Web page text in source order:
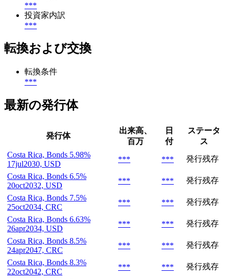
***
投資家内訳
***
転換および交換
転換条件
***
最新の発行体
発行体
出来高、
百万
日
付
ステータ
ス
Costa Rica, Bonds 5.98%
17jul2030, USD
*** ***
発行残存
Costa Rica, Bonds 6.5%
20oct2032, USD
*** ***
発行残存
Costa Rica, Bonds 7.5%
25oct2034, CRC
*** ***
発行残存
Costa Rica, Bonds 6.63%
26apr2034, USD
*** ***
発行残存
Costa Rica, Bonds 8.5%
24apr2047, CRC
*** ***
発行残存
Costa Rica, Bonds 8.3%
22oct2042, CRC
*** ***
発行残存